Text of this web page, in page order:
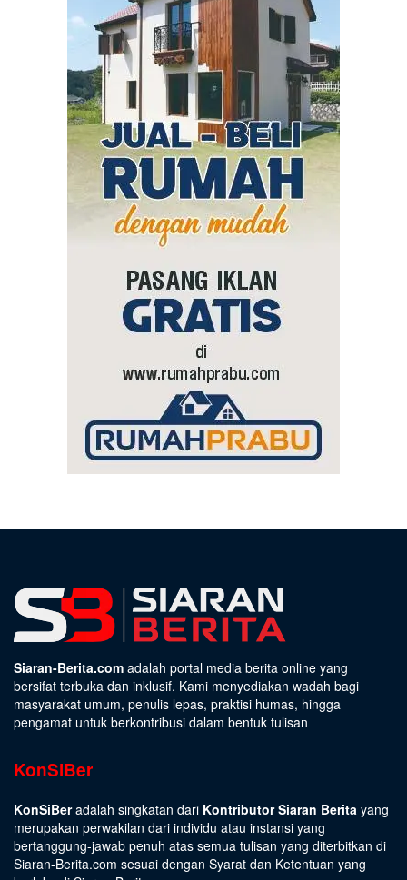
Siaran-Berita.com adalah portal media berita online yang
bersifat terbuka dan inklusif. Kami menyediakan wadah bagi
masyarakat umum, penulis lepas, praktisi humas, hingga
pengamat untuk berkontribusi dalam bentuk tulisan
KonSiBer
KonSiBeradalah singkatan dari Kontributor Siaran Berita yang
merupakan perwakilan dari individu atau instansi yang
bertanggung-jawab penuh atas semua tulisan yang diterbitkan di
Siaran-Berita.com sesuai dengan Syarat dan Ketentuan yang